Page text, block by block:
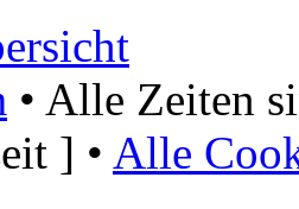
• Alle Zeiten
] • Alle